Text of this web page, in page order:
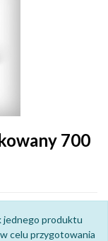
700
jednego produktu
celu przygotowania